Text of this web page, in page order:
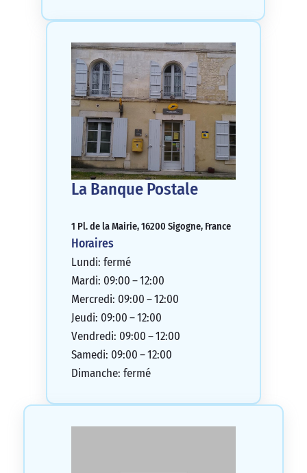
La Banque Postale
1 Pl. de la Mairie, 16200 Sigogne, France
Horaires
Lundi: fermé
Mardi: 09:00 – 12:00
Mercredi: 09:00 – 12:00
Jeudi: 09:00 – 12:00
Vendredi: 09:00 – 12:00
Samedi: 09:00 – 12:00
Dimanche: fermé